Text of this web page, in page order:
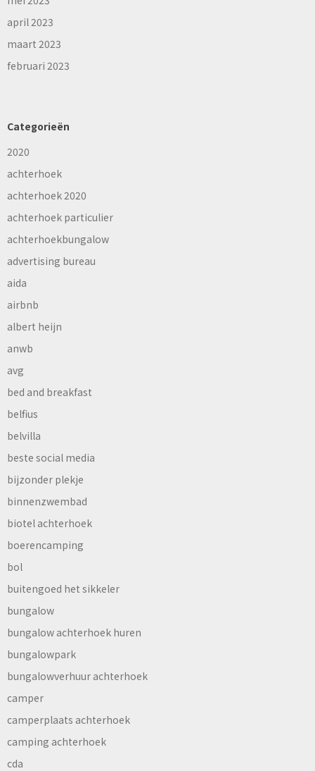
april 2023
maart 2023
februari 2023
Categorieën
2020
achterhoek
achterhoek 2020
achterhoek particulier
achterhoekbungalow
advertising bureau
aida
airbnb
albert heijn
anwb
avg
bed and breakfast
belfius
belvilla
beste social media
bijzonder plekje
binnenzwembad
biotel achterhoek
boerencamping
bol
buitengoed het sikkeler
bungalow
bungalow achterhoek huren
bungalowpark
bungalowverhuur achterhoek
camper
camperplaats achterhoek
camping achterhoek
cda